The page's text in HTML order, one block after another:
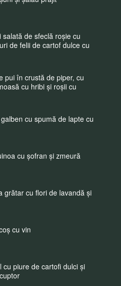
salată de sfeclă roșie cu
de felii de cartof dulce cu
pui în crustă de piper, cu
cu hribi și roșii cu
cu spumă de lapte cu
cu șofran și zmeură
grătar cu flori de lavandă și
cu vin
cu piure de cartofi dulci și